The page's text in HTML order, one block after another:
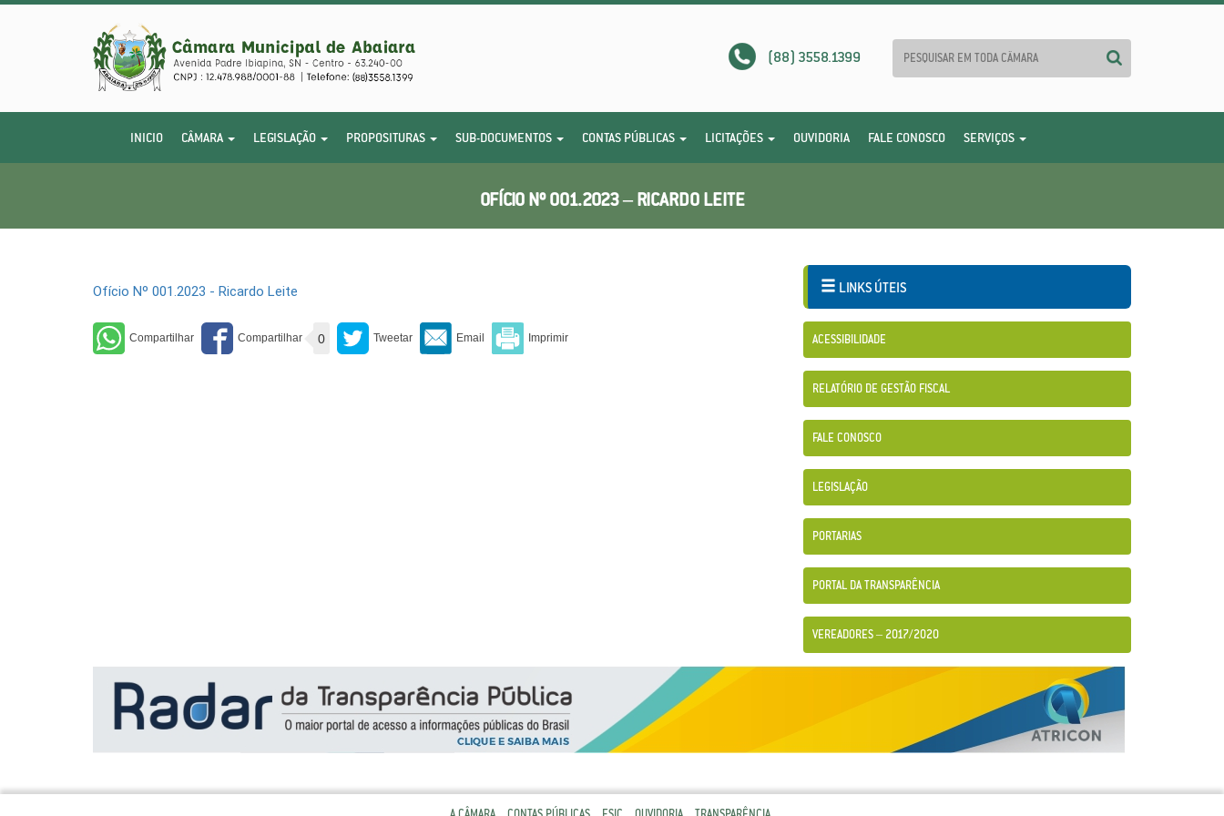
(88) 3558.1399
INICIO CÂMARA LEGISLAÇÃO PROPOSITURAS SUB-DOCUMENTOS CONTAS PÚBLICAS LICITAÇÕES OUVIDORIA FALE CONOSCO SERVIÇOS
OFÍCIO Nº 001.2023 – RICARDO LEITE
Ofício Nº 001.2023 - Ricardo Leite
0
LINKS ÚTEIS
ACESSIBILIDADE
RELATÓRIO DE GESTÃO FISCAL
FALE CONOSCO
LEGISLAÇÃO
PORTARIAS
PORTAL DA TRANSPARÊNCIA
VEREADORES – 2017/2020